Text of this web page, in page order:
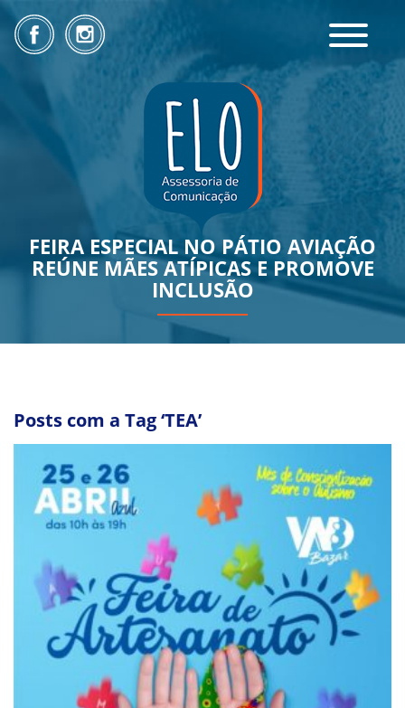
Toggle
FEIRA ESPECIAL NO PÁTIO AVIAÇÃO
REÚNE MÃES ATÍPICAS E PROMOVE
INCLUSÃO
Posts com a Tag ‘TEA’